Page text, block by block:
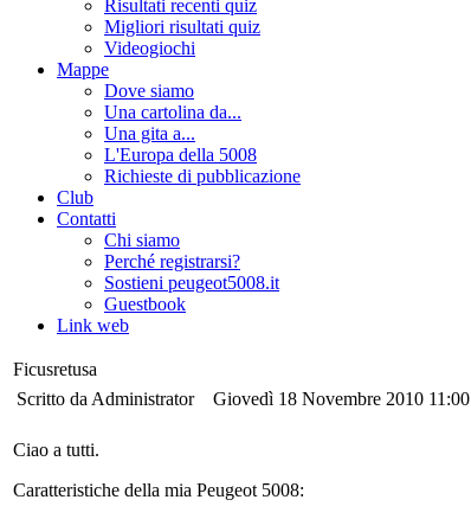
Risultati recenti quiz
Migliori risultati quiz
Videogiochi
Mappe
Dove siamo
Una cartolina da...
Una gita a...
L'Europa della 5008
Richieste di pubblicazione
Club
Contatti
Chi siamo
Perché registrarsi?
Sostieni peugeot5008.it
Guestbook
Link web
Ficusretusa
Scritto da Administrator
Giovedì 18 Novembre 2010 11:00
Ciao a tutti.
Caratteristiche della mia Peugeot 5008: